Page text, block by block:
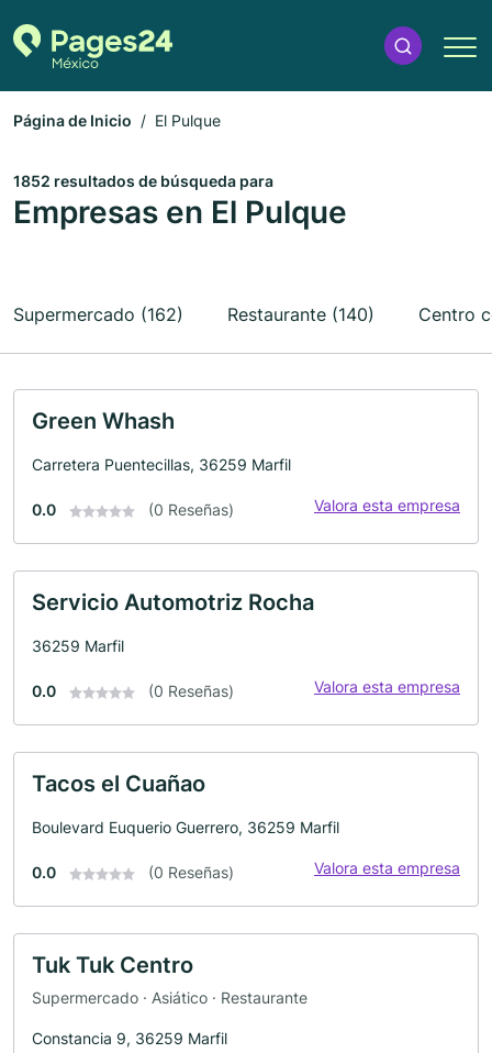
Página de Inicio El Pulque
1852 resultados de búsqueda para
Empresas en El Pulque
Supermercado (162) Restaurante (140) Centro
Green Whash
Carretera Puentecillas, 36259 Marfil
0.0 (0 Reseñas) Valora esta empresa
Servicio Automotriz Rocha
36259 Marfil
0.0 (0 Reseñas) Valora esta empresa
Tacos el Cuañao
Boulevard Euquerio Guerrero, 36259 Marfil
0.0 (0 Reseñas) Valora esta empresa
Tuk Tuk Centro
Supermercado · Asiático · Restaurante
Constancia 9, 36259 Marfil